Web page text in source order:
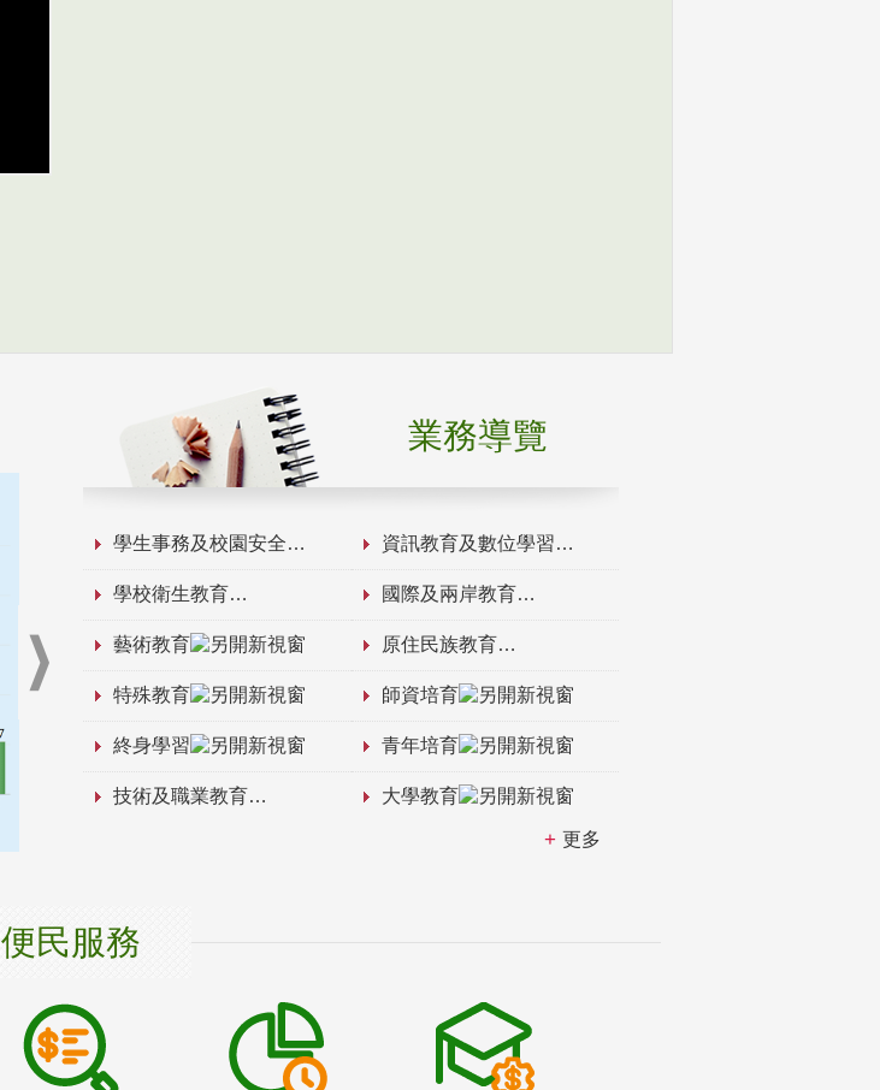
業務導覽
學生事務及校園安全 資訊教育及數位學習
學校衛生教育 國際及兩岸教育
藝術教育 原住民族教育
特殊教育 師資培育
終身學習 青年培育
技術及職業教育 大學教育
更多
便民服務